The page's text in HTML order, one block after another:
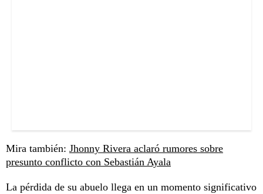
Mira también: Jhonny Rivera aclaró rumores sobre
presunto conflicto con Sebastián Ayala
La pérdida de su abuelo llega en un momento significativo